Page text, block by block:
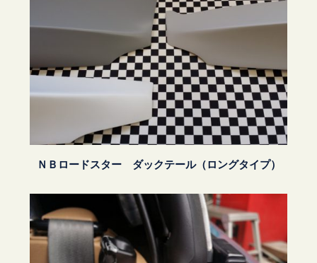
ＮＢロードスター ダックテール（ロングタイプ）